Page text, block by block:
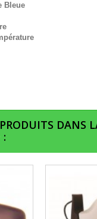
Bleue
DANS
: